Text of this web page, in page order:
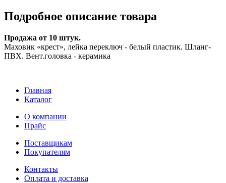
Подробное описание товара
Продажа от 10 штук.
Маховик «крест», лейка переключ - белый пластик. Шланг-
ПВХ. Вент.головка - керамика
Главная
Каталог
О компании
Прайс
Поставщикам
Покупателям
Контакты
Оплата и доставка